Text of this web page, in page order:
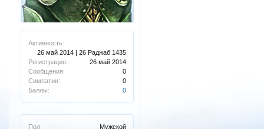
Активность:
26 май 2014 | 26 Раджаб 1435
Регистрация:
26 май 2014
Сообщения:
0
Симпатии:
0
Баллы:
0
Пол:
Мужской